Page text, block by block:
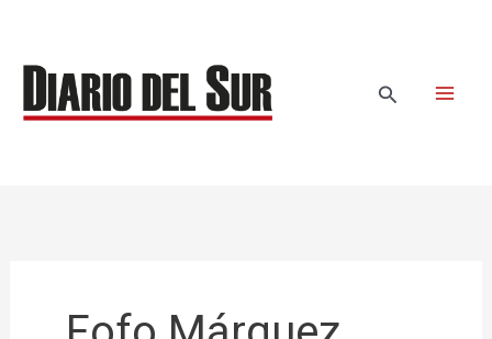
contenido
Buscar